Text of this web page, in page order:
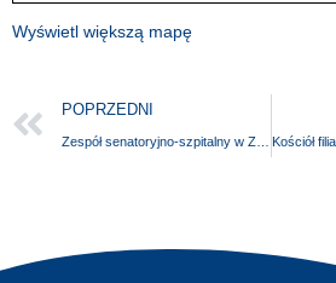
Wyświetl większą mapę
POPRZEDNI